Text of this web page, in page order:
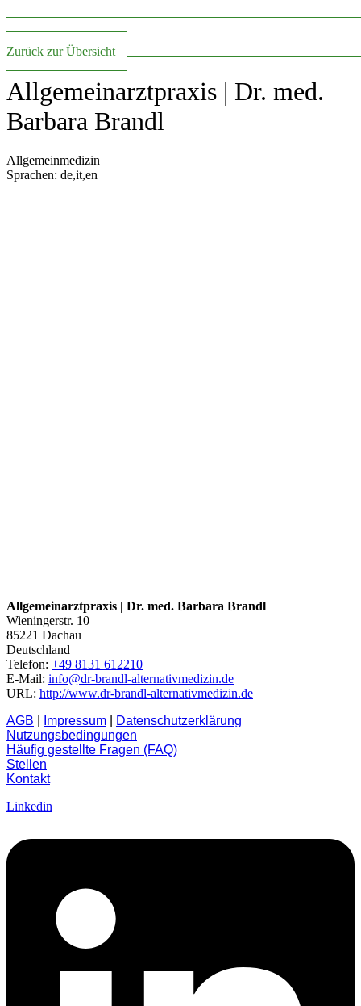
Zurück zur Übersicht
Allgemeinarztpraxis | Dr. med.
Barbara Brandl
Allgemeinmedizin
Sprachen: de,it,en
Allgemeinarztpraxis | Dr. med. Barbara Brandl
Wieningerstr. 10
85221 Dachau
Deutschland
Telefon: +49 8131 612210
E-Mail: info@dr-brandl-alternativmedizin.de
URL: http://www.dr-brandl-alternativmedizin.de
AGB
Impressum
Datenschutzerklärung
Nutzungsbedingungen
Häufig gestellte Fragen (FAQ)
Stellen
Kontakt
Linkedin